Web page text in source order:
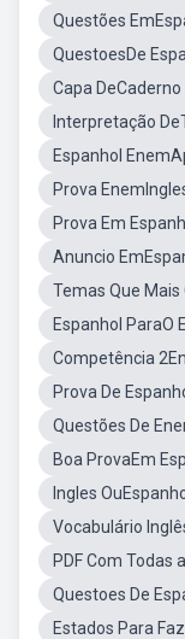
Questões
QuestoesDe
Capa DeCaderno
Interpretação
Espanhol
Prova
Prova Em
Anuncio
Temas Que Mais
Espanhol ParaO
Competência
Prova De
Questões De
Boa ProvaEm
Ingles
Vocabulário
PDF Com Todas
Questoes De
Estados Para